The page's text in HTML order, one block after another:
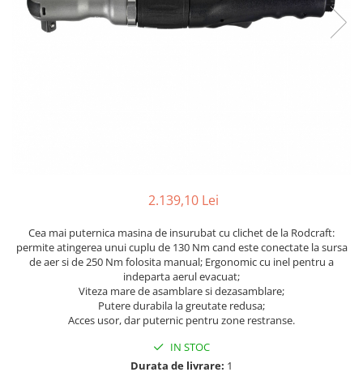
Bormasini pneumatice
Pistoale de vopsit
Polizoare drepte
Polizoare unghiulare pneumatice
Polizoare verticale
Scule speciale
Surubelnite pneumatice
2.139,10 Lei
Cea mai puternica masina de insurubat cu clichet de la Rodcraft:
permite atingerea unui cuplu de 130 Nm cand este conectate la sursa
de aer si de 250 Nm folosita manual; Ergonomic cu inel pentru a
indeparta aerul evacuat;
Viteza mare de asamblare si dezasamblare;
Putere durabila la greutate redusa;
Acces usor, dar puternic pentru zone restranse.
IN STOC
Durata de livrare: 1